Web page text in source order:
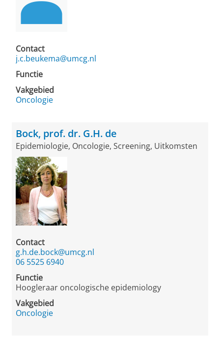
Contact
j.c.beukema@umcg.nl
Functie
Vakgebied
Oncologie
Bock, prof. dr. G.H. de
Epidemiologie, Oncologie, Screening, Uitkomsten
Contact
g.h.de.bock@umcg.nl
06 5525 6940
Functie
Hoogleraar oncologische epidemiology
Vakgebied
Oncologie